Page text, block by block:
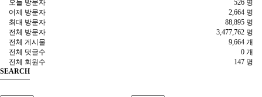
526 명
오늘 방문자
2,664 명
어제 방문자
88,895 명
최대 방문자
3,477,762 명
전체 방문자
9,664 개
전체 게시물
0 개
전체 댓글수
147 명
전체 회원수
SEARCH